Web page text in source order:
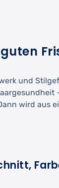
und
wird aus